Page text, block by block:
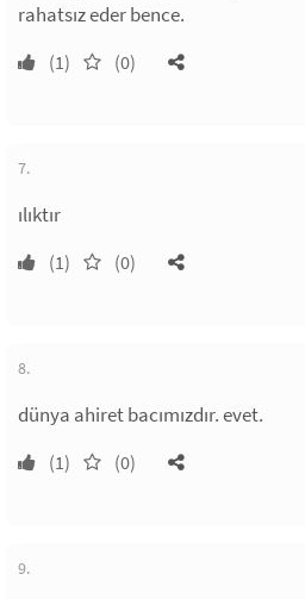
rahatsız eder bence.
(1) (0)
7.
ılıktır
(1) (0)
8.
dünya ahiret bacımızdır. evet.
(1) (0)
9.